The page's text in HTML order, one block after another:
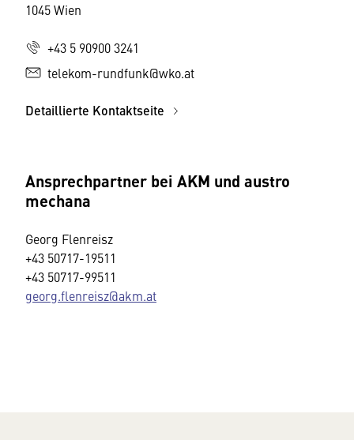
1045 Wien
+43 5 90900 3241
telekom-rundfunk@wko.at
Detaillierte Kontaktseite
Ansprechpartner bei AKM und austro
mechana
Ge­org Flen­reisz
+43 50717-19511
+43 50717-99511
georg.flenreisz@akm.at